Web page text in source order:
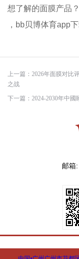
想了解的面膜产品
，bb贝博体育app
上一篇： 2026年面膜对比
之战
下一篇： 2024-2030年中
邮箱